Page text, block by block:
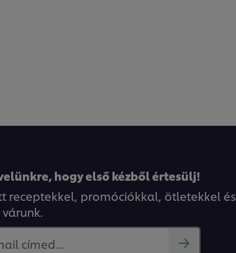
hogy első kézből értesülj!
receptekkel, promóciókkal, ötletekkel és
címed...